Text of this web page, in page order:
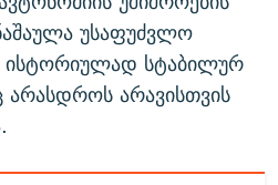
უსაფუძვლო
ისტორიულად სტაბილურ
არავისთვის